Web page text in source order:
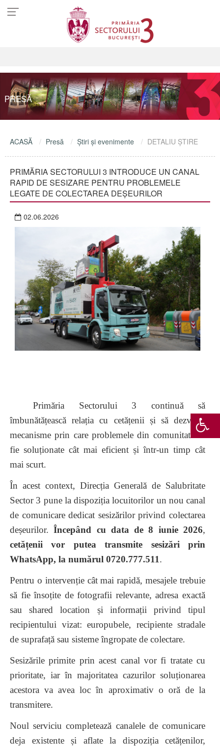
PRESĂ
ACASĂ Presă Ştiri şi evenimente DETALIU ŞTIRE
PRIMĂRIA SECTORULUI 3 INTRODUCE UN CANAL
RAPID DE SESIZARE PENTRU PROBLEMELE
LEGATE DE COLECTAREA DEȘEURILOR
02.06.2026
Primăria Sectorului 3 continuă să
îmbunătățească relația cu cetățenii și să dezvolte
mecanisme prin care problemele din comunitate să
fie soluționate cât mai eficient și într-un timp cât
mai scurt.
În acest context, Direcția Generală de Salubritate
Sector 3 pune la dispoziția locuitorilor un nou canal
de comunicare dedicat sesizărilor privind colectarea
deșeurilor.Începând cu data de 8 iunie 2026,
cetățenii vor putea transmite sesizări prin
WhatsApp, la numărul 0720.777.511.
Pentru o intervenție cât mai rapidă, mesajele trebuie
să fie însoțite de fotografii relevante, adresa exactă
sau shared location și informații privind tipul
recipientului vizat: europubele, recipiente stradale
de suprafață sau sisteme îngropate de colectare.
Sesizările primite prin acest canal vor fi tratate cu
prioritate, iar în majoritatea cazurilor soluționarea
acestora va avea loc în aproximativ o oră de la
transmitere.
Noul serviciu completează canalele de comunicare
deja existente și aflate la dispoziția cetățenilor,